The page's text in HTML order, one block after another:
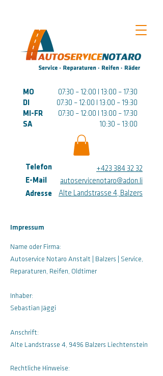
MO
DI
MI-FR
SA
07:30 – 12:00 I 13:00 – 17:30
07:30 – 12:00 I 13:00 – 19:30
07:30 – 12:00 I 13:00 – 17:30
10:30 – 13:00
Telefon
E-Mail
Adresse
+423 384 32 32
autoservicenotaro@adon.li
Alte Landstrasse 4, Balzers
Impressum
Name oder Firma:
Autoservice Notaro Anstalt | Balzers | Service,
Reparaturen, Reifen, Oldtimer
Inhaber:
Sebastian Jäggi
Anschrift:
Alte Landstrasse 4, 9496 Balzers Liechtenstein
Rechtliche Hinweise: